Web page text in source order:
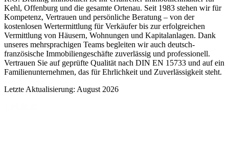
Kehl, Offenburg und die gesamte Ortenau. Seit 1983 stehen wir für
Kompetenz, Vertrauen und persönliche Beratung – von der
kostenlosen Wertermittlung für Verkäufer bis zur erfolgreichen
Vermittlung von Häusern, Wohnungen und Kapitalanlagen. Dank
unseres mehrsprachigen Teams begleiten wir auch deutsch-
französische Immobiliengeschäfte zuverlässig und professionell.
Vertrauen Sie auf geprüfte Qualität nach DIN EN 15733 und auf ein
Familienunternehmen, das für Ehrlichkeit und Zuverlässigkeit steht.
Letzte Aktualisierung: August 2026